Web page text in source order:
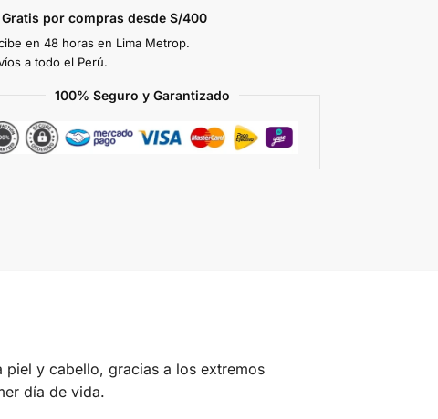
Gratis por compras desde S/400
en 48 horas en Lima Metrop.
a todo el Perú.
100% Seguro y Garantizado
piel y cabello, gracias a los extremos
día de vida.